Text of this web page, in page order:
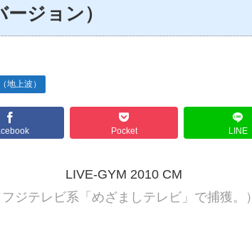
ジョン）
地上波）
Pocket LINE
LIVE-GYM 2010 CM
フジテレビ系「めざましテレビ」で捕獲。）